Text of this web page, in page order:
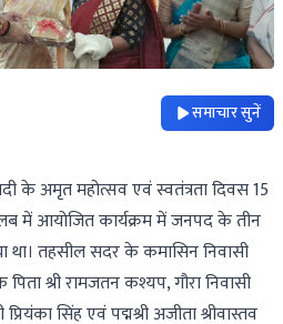
समाचार सुनें
के अमृत महोत्सव एवं स्वतंत्रता दिवस 15
में आयोजित कार्यक्रम में जनपद के तीन
था। तहसील सदर के कमासिन निवासी
श्री रामजतन कश्यप, गौरा निवासी
सिंह एवं पद्मश्री अजीता श्रीवास्तव